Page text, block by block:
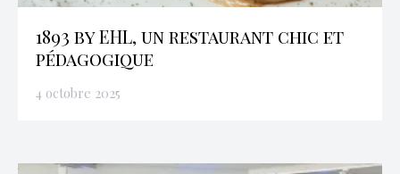
1893 by EHL, un restaurant chic et
pédagogique
4 octobre 2025